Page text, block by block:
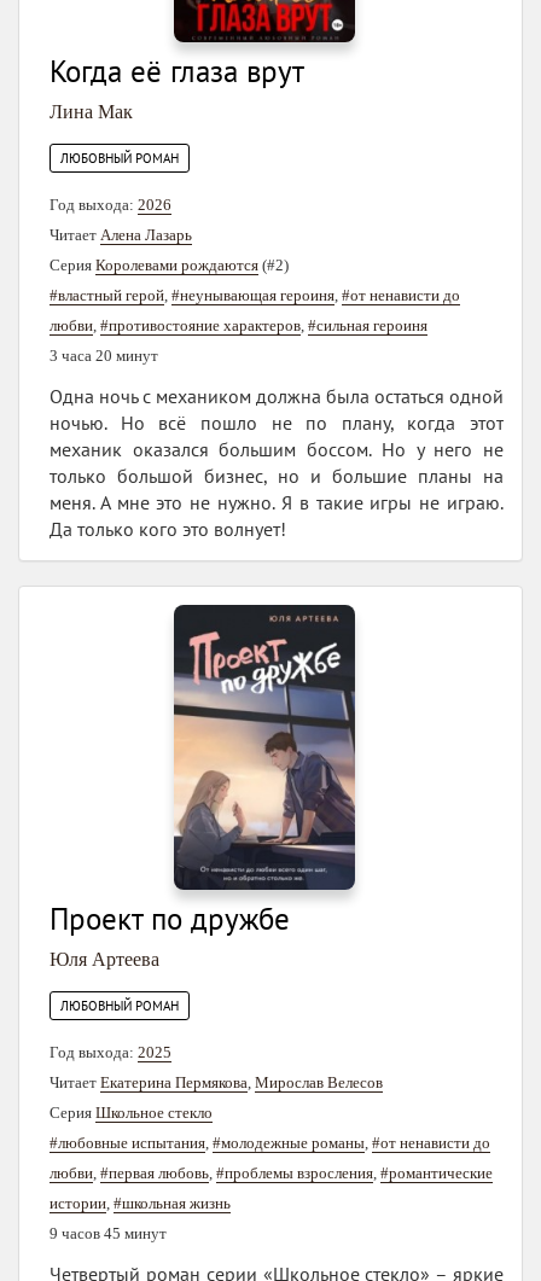
Когда её глаза врут
Лина Мак
ЛЮБОВНЫЙ РОМАН
Год выхода: 2026
Читает Алена Лазарь
Серия Королевами рождаются (#2)
#властный герой #неунывающая героиня #от ненависти до
любви #противостояние характеров #сильная героиня
3 часа 20 минут
Одна ночь с механиком должна была остаться одной
ночью. Но всё пошло не по плану, когда этот
механик оказался большим боссом. Но у него не
только большой бизнес, но и большие планы на
меня. А мне это не нужно. Я в такие игры не играю.
Да только кого это волнует!
Проект по дружбе
Юля Артеева
ЛЮБОВНЫЙ РОМАН
Год выхода: 2025
Читает Екатерина Пермякова, Мирослав Велесов
Серия Школьное стекло
#любовные испытания, #молодежные романы, #от ненависти до
любви, #первая любовь, #проблемы взросления, #романтические
истории, #школьная жизнь
9 часов 45 минут
Четвертый роман серии «Школьное стекло» – яркие